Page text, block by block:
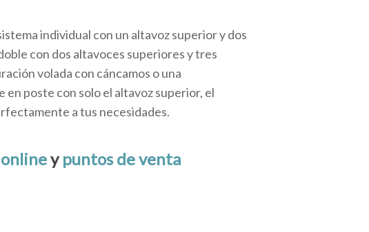
individual con un altavoz superior y dos
con dos altavoces superiores y tres
volada con cáncamos o una
poste con solo el altavoz superior, el
a tus necesidades.
ypuntos de venta